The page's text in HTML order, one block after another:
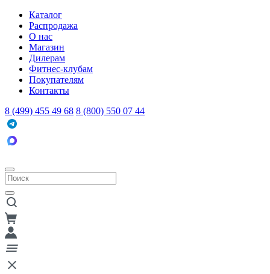
Каталог
Распродажа
О нас
Магазин
Дилерам
Фитнес-клубам
Покупателям
Контакты
8 (499) 455 49 68 8 (800) 550 07 44